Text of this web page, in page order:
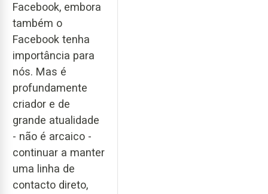
Facebook, embora
também o
Facebook tenha
importância para
nós. Mas é
profundamente
criador e de
grande atualidade
- não é arcaico -
continuar a manter
uma linha de
contacto direto,